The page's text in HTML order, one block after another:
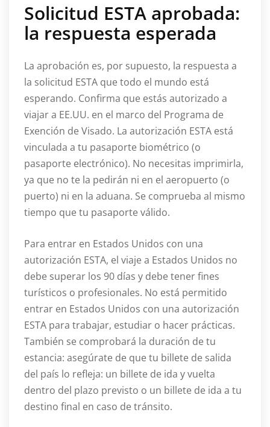
Solicitud ESTA aprobada:
la respuesta esperada
La aprobación es, por supuesto, la respuesta a
la solicitud ESTA que todo el mundo está
esperando. Confirma que estás autorizado a
viajar a EE.UU. en el marco del Programa de
Exención de Visado. La autorización ESTA está
vinculada a tu pasaporte biométrico (o
pasaporte electrónico). No necesitas imprimirla,
ya que no te la pedirán ni en el aeropuerto (o
puerto) ni en la aduana. Se comprueba al mismo
tiempo que tu pasaporte válido.
Para entrar en Estados Unidos con una
autorización ESTA, el viaje a Estados Unidos no
debe superar los 90 días y debe tener fines
turísticos o profesionales. No está permitido
entrar en Estados Unidos con una autorización
ESTA para trabajar, estudiar o hacer prácticas.
También se comprobará la duración de tu
estancia: asegúrate de que tu billete de salida
del país lo refleja: un billete de ida y vuelta
dentro del plazo previsto o un billete de ida a tu
destino final en caso de tránsito.